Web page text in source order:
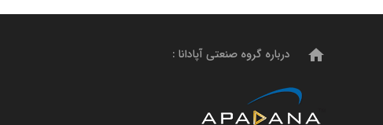
home درباره گروه صنعتی آپادانا :